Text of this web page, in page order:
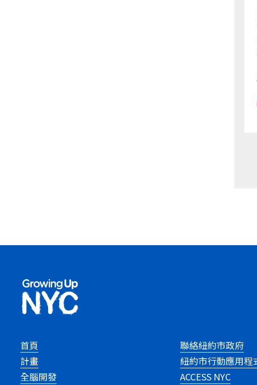
首頁
計畫
全腦開發
聯絡紐約市政府
紐約市行動應用程
ACCESS NYC